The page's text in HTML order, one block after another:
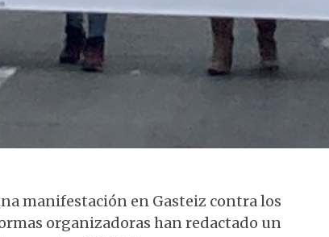
manifestación en Gasteiz contra los
organizadoras han redactado un